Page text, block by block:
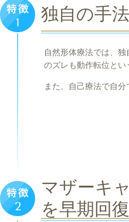
独自の手
自然形体療法では、
のズレも動作転位とい
また、自己療法で自
マザーキ
を早期回復